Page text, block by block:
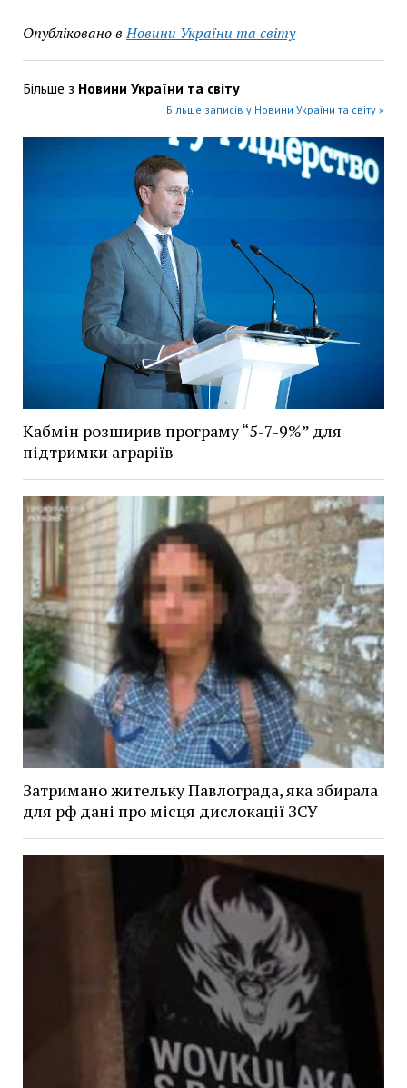
Опубліковано в Новини України та світу
Більше з Новини України та світу
Більше записів у Новини України та світу »
Кабмін розширив програму “5-7-9%” для
підтримки аграріїв
Затримано жительку Павлограда, яка збирала
для рф дані про місця дислокації ЗСУ